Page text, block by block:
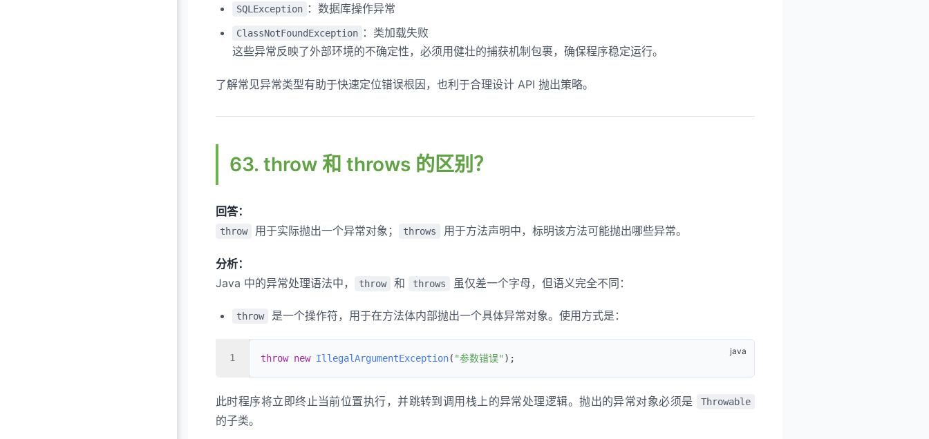
SQLException ：数据库操作异常
ClassNotFoundException ：类加载失败
这些异常反映了外部环境的不确定性，必须用健壮的捕获机制包裹，确保程序稳定运行。
了解常见异常类型有助于快速定位错误根因，也利于合理设计 API 抛出策略。
63. throw 和 throws 的区别？
回答：
throw 用于实际抛出一个异常对象； throws 用于方法声明中，标明该方法可能抛出哪些异常。
分析：
Java 中的异常处理语法中，
throw 和 throws 虽仅差一个字母，但语义完全不同：
throw 是一个操作符，用于在方法体内部抛出一个具体异常对象。使用方式是：
throw new IllegalArgumentException( "参数错误" ) ;
此时程序将立即终止当前位置执行，并跳转到调用栈上的异常处理逻辑。抛出的异常对象必须是 Throwable
的子类。